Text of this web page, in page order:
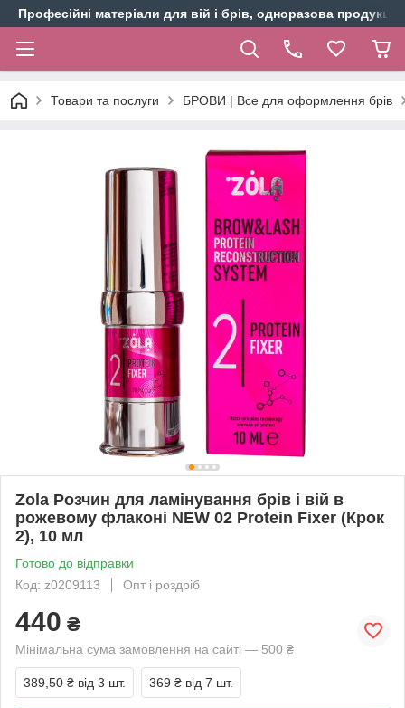
Професійні матеріали для вій і брів, одноразова продукція
Товари та послуги БРОВИ | Все для оформлення брів
Zola Розчин для ламінування брів і вій в
рожевому флаконі NEW 02 Protein Fixer (Крок
2), 10 мл
Готово до відправки
Код: z0209113
Опт і роздріб
440 ₴
Мінімальна сума замовлення на сайті — 500 ₴
389,50 ₴ від 3 шт. 369 ₴ від 7 шт.